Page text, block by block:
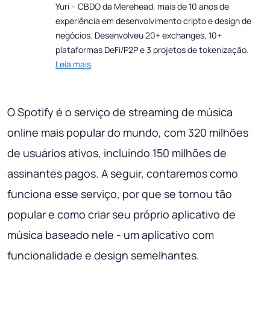
Yuri – CBDO da Merehead, mais de 10 anos de
experiência em desenvolvimento cripto e design de
negócios. Desenvolveu 20+ exchanges, 10+
plataformas DeFi/P2P e 3 projetos de tokenização.
Leia mais
O Spotify é o serviço de streaming de música
online mais popular do mundo, com 320 milhões
de usuários ativos, incluindo 150 milhões de
assinantes pagos. A seguir, contaremos como
funciona esse serviço, por que se tornou tão
popular e como criar seu próprio aplicativo de
música baseado nele - um aplicativo com
funcionalidade e design semelhantes.